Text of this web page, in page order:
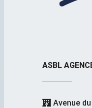
ASBL
Avenue